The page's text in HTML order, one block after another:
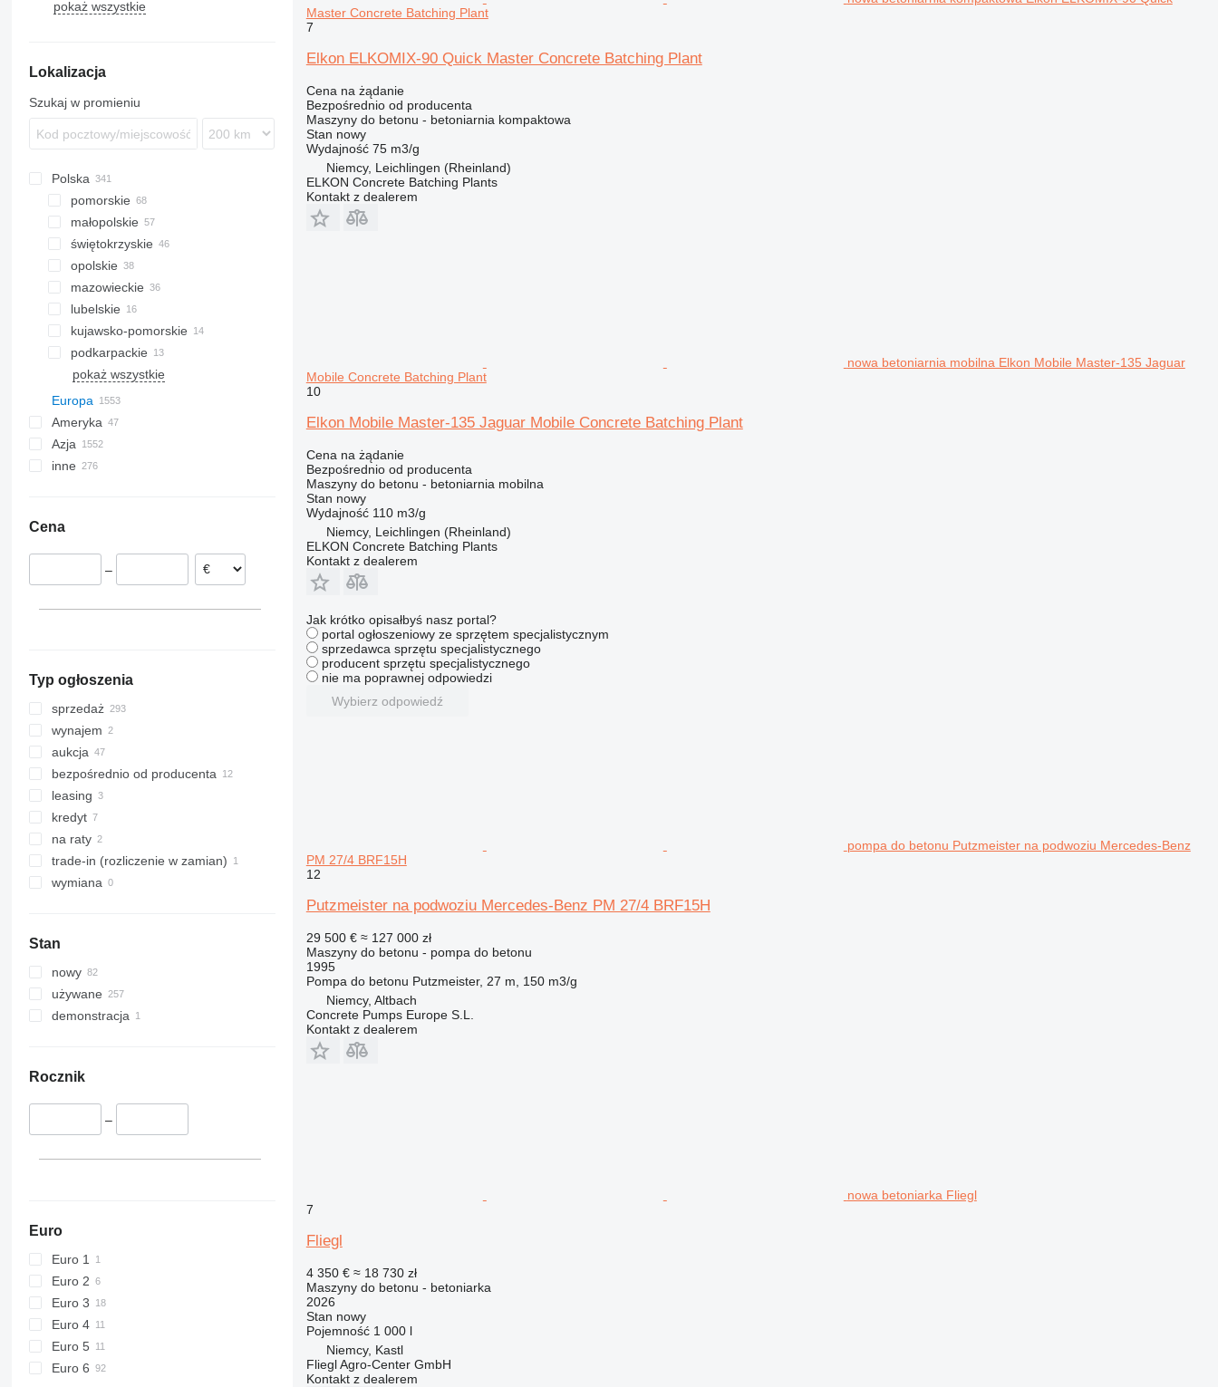
SK
Mixokret
FM
pokaż wszystkie
Lokalizacja
Szukaj w promieniu
Polska
pomorskie
Gdańsk
Wejherowo
Starogard Gdański
małopolskie
Kraków
Nowy Sącz
Bolechowice
Brzezna
Cieniawa
Węgrzce
Wadowice
Dąbrowa Tarnowska
świętokrzyskie
Kielce
Bodzentyn
opolskie
Opole
Nysa
mazowieckie
Warszawa
Kobyłka
Płońsk
Radom
Siedlce
Kotarwice
Mińsk Mazowiecki
Pułtusk
lubelskie
Lublin
Chełm
Tomaszów Lubelski
kujawsko-pomorskie
Bydgoszcz
Sicienko
Lisi Ogon
Włocławek
Aleksandrów Kujawski
Inowrocław
podkarpackie
Rzeszów
Stalowa Wola
Dębica
Wrocław
Jędrzychowice
Długołęka
Milicz
Katowice
Zawiercie
Rybnik
Gliwice
Bielsko-Biała
Białystok
Łapy
Rzędziany
Kolno
Poznań
Jarocin
Kępno
Gostyń
Tarnowo Podgórne
Piotrków Trybunalski
Wróblew
Radomsko
Szczytno
Elbląg
Szczecin
Zielona Góra
pokaż wszystkie
Europa
Niemcy
Munich
Hannover
Göttingen
Ostercappeln
Holandia
Hiszpania
Wielka Brytania
Belgia
Ameryka
Meksyk
USA
Azja
Chiny
Japonia
Uzbekistan
inne
Brazylia
Nigeria
Cena
–
Typ ogłoszenia
sprzedaż
wynajem
aukcja
bezpośrednio od producenta
leasing
kredyt
na raty
trade-in (rozliczenie w zamian)
wymiana
Stan
nowy
używane
demonstracja
Rocznik
–
Euro
Euro 1
Euro 2
Euro 3
Euro 4
Euro 5
Euro 6
Master Concrete Batching Plant
7
Elkon ELKOMIX-90 Quick Master Concrete Batching Plant
Cena na żądanie
Bezpośrednio od producenta
Maszyny do betonu - betoniarnia kompaktowa
Stan nowy
Wydajność 75 m3/g
Niemcy, Leichlingen (Rheinland)
ELKON Concrete Batching Plants
Kontakt z dealerem
nowa betoniarnia mobilna Elkon Mobile Master-135 Jaguar
Mobile Concrete Batching Plant
10
Elkon Mobile Master-135 Jaguar Mobile Concrete Batching Plant
Cena na żądanie
Bezpośrednio od producenta
Maszyny do betonu - betoniarnia mobilna
Stan nowy
Wydajność 110 m3/g
Niemcy, Leichlingen (Rheinland)
ELKON Concrete Batching Plants
Kontakt z dealerem
Jak krótko opisałbyś nasz portal?
portal ogłoszeniowy ze sprzętem specjalistycznym
sprzedawca sprzętu specjalistycznego
producent sprzętu specjalistycznego
nie ma poprawnej odpowiedzi
Wybierz odpowiedź
pompa do betonu Putzmeister na podwoziu Mercedes-Benz
PM 27/4 BRF15H
12
Putzmeister na podwoziu Mercedes-Benz PM 27/4 BRF15H
29 500 € ≈ 127 000 zł
Maszyny do betonu - pompa do betonu
1995
Pompa do betonu Putzmeister, 27 m, 150 m3/g
Niemcy, Altbach
Concrete Pumps Europe S.L.
Kontakt z dealerem
nowa betoniarka Fliegl
7
Fliegl
4 350 € ≈ 18 730 zł
Maszyny do betonu - betoniarka
2026
Stan nowy
Pojemność 1 000 l
Niemcy, Kastl
Fliegl Agro-Center GmbH
Kontakt z dealerem